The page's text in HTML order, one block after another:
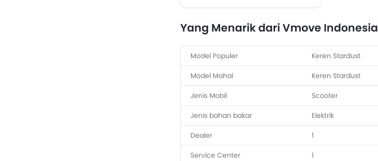
Yang Menarik dari Vmove Indonesia
Model Populer Keren Stardust
Model Mahal Keren Stardust
Jenis Mobil Scooter
Jenis bahan bakar Elektrik
Dealer 1
Service Center 1